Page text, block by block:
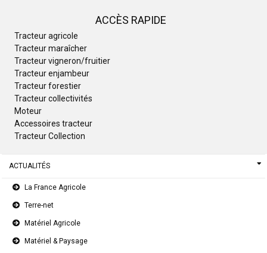
ACCÈS RAPIDE
Tracteur agricole
Tracteur maraîcher
Tracteur vigneron/fruitier
Tracteur enjambeur
Tracteur forestier
Tracteur collectivités
Moteur
Accessoires tracteur
Tracteur Collection
ACTUALITÉS
La France Agricole
Terre-net
Matériel Agricole
Matériel & Paysage